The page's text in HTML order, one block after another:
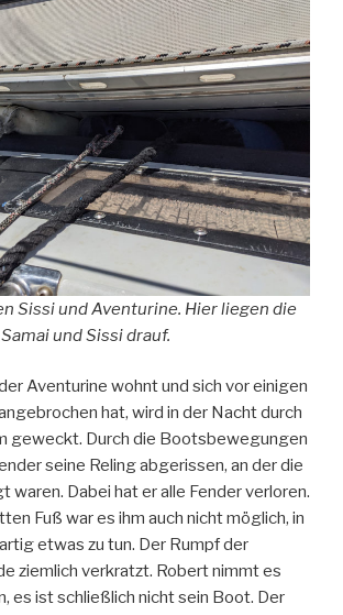
Sissi und Aventurine. Hier liegen die
und Sissi drauf.
Aventurine wohnt und sich vor einigen
hat, wird in der Nacht durch
geweckt. Durch die Bootsbewegungen
seine Reling abgerissen, an der die
waren. Dabei hat er alle Fender verloren.
Fuß war es ihm auch nicht möglich, in
etwas zu tun. Der Rumpf der
ziemlich verkratzt. Robert nimmt es
es ist schließlich nicht sein Boot. Der